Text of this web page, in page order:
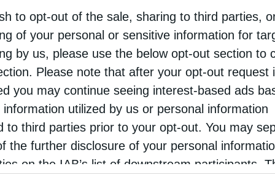
to opt-out of the sale, sharing to third parties,
of your personal or sensitive information for
by us, please use the below opt-out section to
Please note that after your opt-out request
you may continue seeing interest-based ads
information utilized by us or personal information
to third parties prior to your opt-out. You may
the further disclosure of your personal
on the IAB’s list of downstream participants.
ταμεία ανάκαμψης της
που εδρεύουν σε μεγαλύτερες αστικές
της ποιότητας του αέρα
πρέπει να
αποσύρουν ένα παλιό όχημα με
Euro 5, δηλαδή κατασκευασμένο το2015 ή